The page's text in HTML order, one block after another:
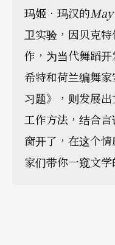
玛姬．玛汉的
卫实验，因贝克
作，为当代舞蹈
希特和荷兰编舞
习题》，则发展
工作方法，结合
窗开了，在这个
家们带你一窥文学